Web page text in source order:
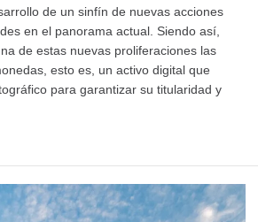
de un sinfín de nuevas acciones
en el panorama actual. Siendo así,
de estas nuevas proliferaciones las
esto es, un activo digital que
para garantizar su titularidad y